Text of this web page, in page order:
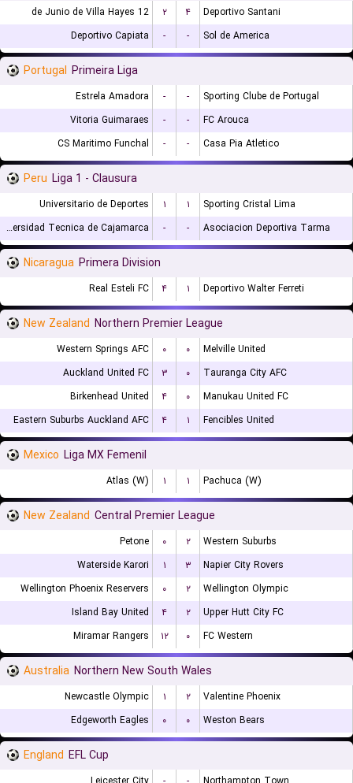
12 de Junio de Villa Hayes ۲ ۴
Deportivo Santani
Deportivo Capiata
- - Sol de America
Portugal Primeira Liga
Estrela Amadora - -
Sporting Clube de Portugal
Vitoria Guimaraes
- -
FC Arouca
CS Maritimo Funchal
- - Casa Pia Atletico
Peru Liga 1 - Clausura
Universitario de Deportes ۱ ۱
Sporting Cristal Lima
Universidad Tecnica de Cajamarca
- - Asociacion Deportiva Tarma
Nicaragua Primera Division
Real Esteli FC ۴ ۱ Deportivo Walter Ferreti
New Zealand Northern Premier League
Western Springs AFC ۰ ۰
Melville United
Auckland United FC
۳ ۰
Tauranga City AFC
Birkenhead United
۴ ۰
Manukau United FC
Eastern Suburbs Auckland AFC
۴ ۱ Fencibles United
Mexico Liga MX Femenil
Atlas (W) ۱ ۱ Pachuca (W)
New Zealand Central Premier League
Petone ۰ ۲
Western Suburbs
Waterside Karori
۱ ۳
Napier City Rovers
Wellington Phoenix Reservers
۰ ۲
Wellington Olympic
Island Bay United
۴ ۲
Upper Hutt City FC
Miramar Rangers
۱۲ ۰ FC Western
Australia Northern New South Wales
Newcastle Olympic ۱ ۲
Valentine Phoenix
Edgeworth Eagles
۰ ۰ Weston Bears
England EFL Cup